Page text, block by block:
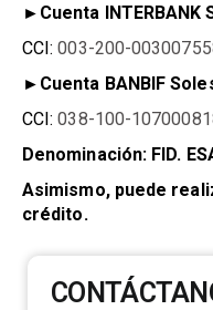
► Cuenta INTERBANK
CCI:003-200-
► Cuenta BANBIF
CCI:038-100-
Denominación: FID.
Asimismo, puede
crédito.